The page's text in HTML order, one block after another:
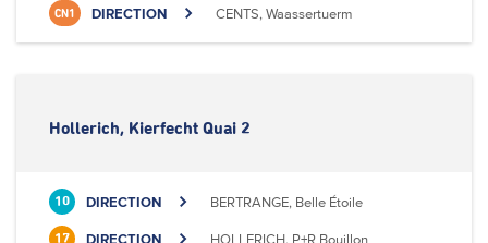
CN1 DIRECTION CENTS, Waassertuerm
Hollerich, Kierfecht Quai 2
10 DIRECTION BERTRANGE, Belle Étoile
17 DIRECTION HOLLERICH, P+R Bouillon